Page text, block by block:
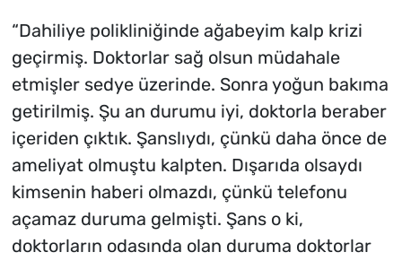
“Dahiliye polikliniğinde ağabeyim kalp krizi
geçirmiş. Doktorlar sağ olsun müdahale
etmişler sedye üzerinde. Sonra yoğun bakıma
getirilmiş. Şu an durumu iyi, doktorla beraber
içeriden çıktık. Şanslıydı, çünkü daha önce de
ameliyat olmuştu kalpten. Dışarıda olsaydı
kimsenin haberi olmazdı, çünkü telefonu
açamaz duruma gelmişti. Şans o ki,
doktorların odasında olan duruma doktorlar